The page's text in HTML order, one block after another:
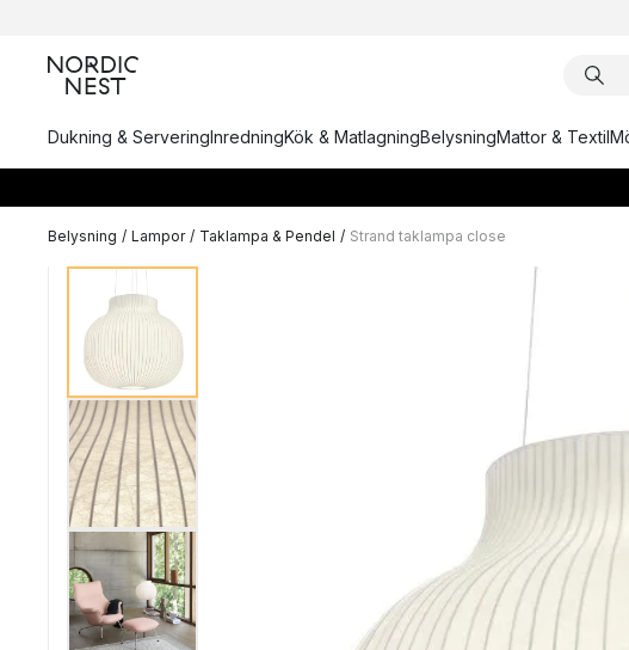
Dukning & ServeringInredningKök & MatlagningBelysningMattor & Textil
Belysning / Lampor / Taklampa & Pendel / Strand taklampa close